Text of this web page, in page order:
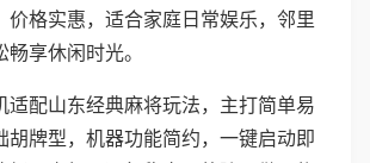
价格实惠，适合家庭日常娱乐，邻里
享休闲时光。
适配山东经典麻将玩法，主打简单易
胡牌型，机器功能简约，一键启动即